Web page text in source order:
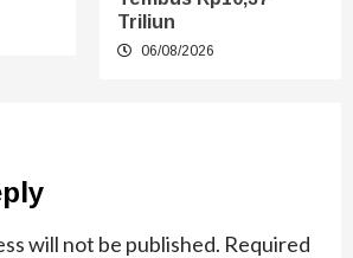
Triliun
06/08/2026
will not be published. Required